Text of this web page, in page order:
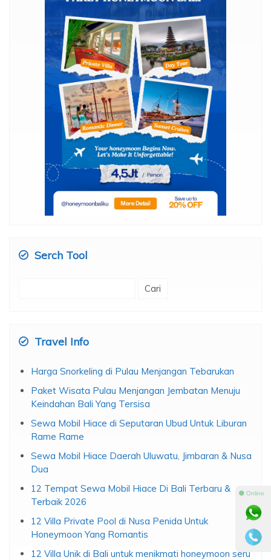
Serch Tool
Travel Info
Harga Snorkeling di Pulau Menjangan Tebarukan
Paket Wisata Pulau Menjangan Jembatan Menuju
Keindahan Bali Yang Tersisa
Sewa Mobil Hiace di Seputaran Ubud Untuk Liburan
Rame Rame
Sewa Mobil Hiace Daerah Uluwatu, Jimbaran & Nusa
Dua
12 Tempat Sewa Mobil Hiace Di Bali Terbaru &
Terbaik 2026
12 Villa Private Pool di Nusa Penida Untuk
Honeymoon Yang Romantis
12 Villa Unik di Bali untuk menikmati honeymoon seru
⚫ Online